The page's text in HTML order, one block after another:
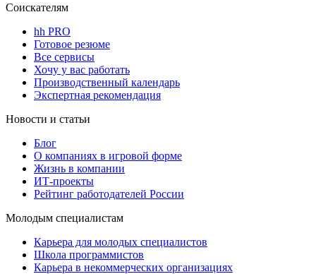
Соискателям
hh PRO
Готовое резюме
Все сервисы
Хочу у вас работать
Производственный календарь
Экспертная рекомендация
Новости и статьи
Блог
О компаниях в игровой форме
Жизнь в компании
ИТ-проекты
Рейтинг работодателей России
Молодым специалистам
Карьера для молодых специалистов
Школа программистов
Карьера в некоммерческих организациях